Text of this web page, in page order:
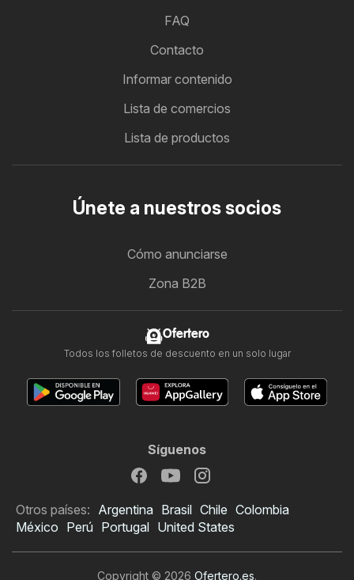
FAQ
Contacto
Informar contenido
Lista de comercios
Lista de productos
Únete a nuestros socios
Cómo anunciarse
Zona B2B
Ofertero
Todos los folletos de descuento en un solo lugar
Síguenos
Otros países: Argentina Brasil Chile Colombia
México Perú Portugal United States
Copyright © 2026 Ofertero.es.